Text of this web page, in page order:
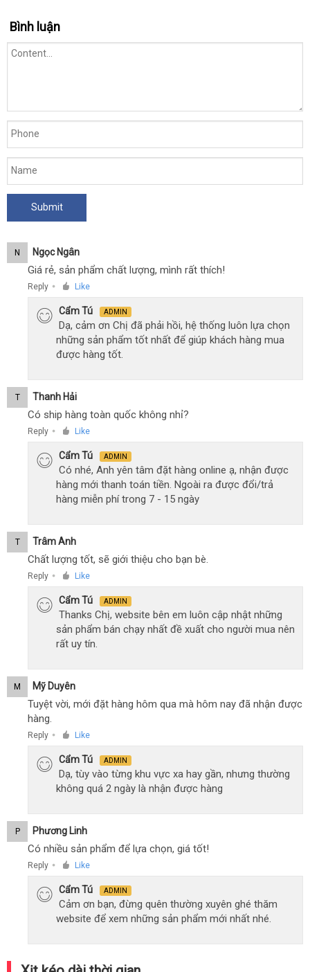
Bình luận
N Ngọc Ngân
Giá rẻ, sản phẩm chất lượng, mình rất thích!
Reply ● Like
Cẩm Tú ADMIN
Dạ, cảm ơn Chị đã phải hồi, hệ thống luôn lựa chọn
những sản phẩm tốt nhất để giúp khách hàng mua
được hàng tốt.
T Thanh Hải
Có ship hàng toàn quốc không nhỉ?
Reply ● Like
Cẩm Tú ADMIN
Có nhé, Anh yên tâm đặt hàng online ạ, nhận được
hàng mới thanh toán tiền. Ngoài ra được đổi/trả
hàng miễn phí trong 7 - 15 ngày
T Trâm Anh
Chất lượng tốt, sẽ giới thiệu cho bạn bè.
Reply ● Like
Cẩm Tú ADMIN
Thanks Chị, website bên em luôn cập nhật những
sản phẩm bán chạy nhất đề xuất cho người mua nên
rất uy tín.
M Mỹ Duyên
Tuyệt vời, mới đặt hàng hôm qua mà hôm nay đã nhận được
hàng.
Reply ● Like
Cẩm Tú ADMIN
Dạ, tùy vào từng khu vực xa hay gần, nhưng thường
không quá 2 ngày là nhận được hàng
P Phương Linh
Có nhiều sản phẩm để lựa chọn, giá tốt!
Reply ● Like
Cẩm Tú ADMIN
Cảm ơn bạn, đừng quên thường xuyên ghé thăm
website để xem những sản phẩm mới nhất nhé.